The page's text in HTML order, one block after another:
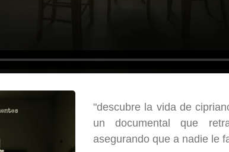
"descubre la vida de
un documental que
asegurando que a nadie le